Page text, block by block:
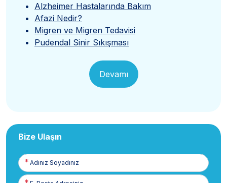
Alzheimer Hastalarında Bakım
Afazi Nedir?
Migren ve Migren Tedavisi
Pudendal Sinir Sıkışması
Devamı
Bize Ulaşın
Adınız
Soyadınız
E-